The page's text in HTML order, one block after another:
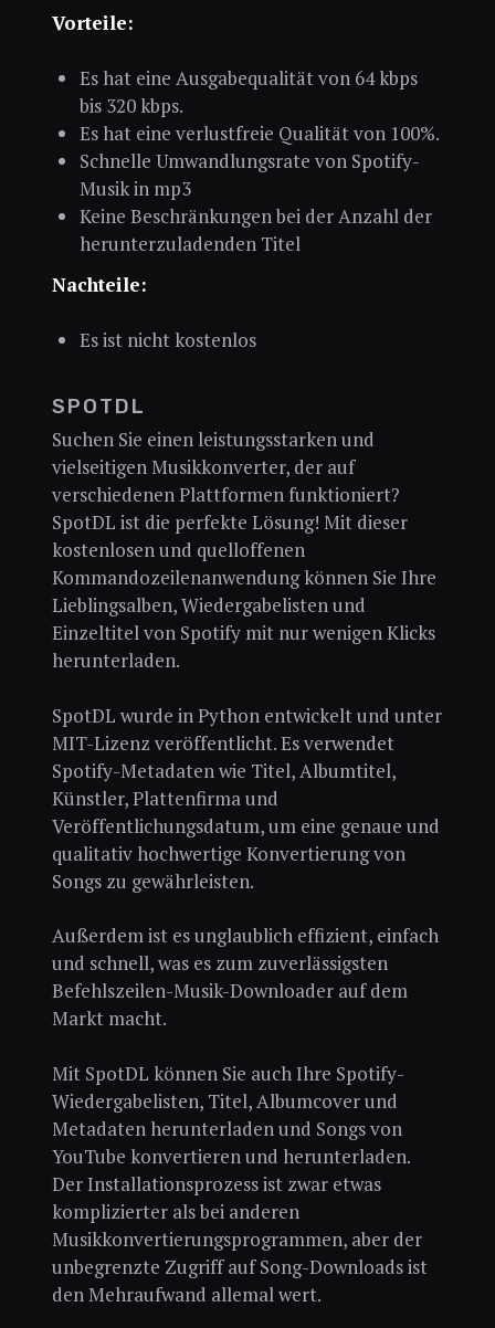
Vorteile:
Es hat eine Ausgabequalität von 64 kbps
bis 320 kbps.
Es hat eine verlustfreie Qualität von 100%.
Schnelle Umwandlungsrate von Spotify-
Musik in mp3
Keine Beschränkungen bei der Anzahl der
herunterzuladenden Titel
Nachteile:
Es ist nicht kostenlos
SPOTDL
Suchen Sie einen leistungsstarken und
vielseitigen Musikkonverter, der auf
verschiedenen Plattformen funktioniert?
SpotDL ist die perfekte Lösung! Mit dieser
kostenlosen und quelloffenen
Kommandozeilenanwendung können Sie Ihre
Lieblingsalben, Wiedergabelisten und
Einzeltitel von Spotify mit nur wenigen Klicks
herunterladen.
SpotDL wurde in Python entwickelt und unter
MIT-Lizenz veröffentlicht. Es verwendet
Spotify-Metadaten wie Titel, Albumtitel,
Künstler, Plattenfirma und
Veröffentlichungsdatum, um eine genaue und
qualitativ hochwertige Konvertierung von
Songs zu gewährleisten.
Außerdem ist es unglaublich effizient, einfach
und schnell, was es zum zuverlässigsten
Befehlszeilen-Musik-Downloader auf dem
Markt macht.
Mit SpotDL können Sie auch Ihre Spotify-
Wiedergabelisten, Titel, Albumcover und
Metadaten herunterladen und Songs von
YouTube konvertieren und herunterladen.
Der Installationsprozess ist zwar etwas
komplizierter als bei anderen
Musikkonvertierungsprogrammen, aber der
unbegrenzte Zugriff auf Song-Downloads ist
den Mehraufwand allemal wert.